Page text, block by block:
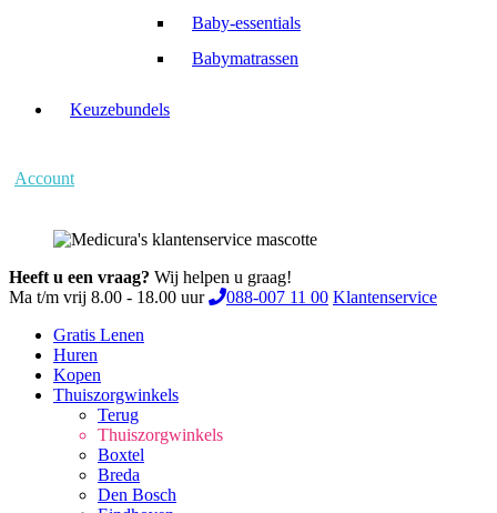
Baby-essentials
Babymatrassen
Keuzebundels
Account
Heeft u een vraag? Wij helpen u graag!
Ma t/m vrij 8.00 - 18.00 uur
088-007 11 00 Klantenservice
Gratis Lenen
Huren
Kopen
Thuiszorgwinkels
Terug
Thuiszorgwinkels
Boxtel
Breda
Den Bosch